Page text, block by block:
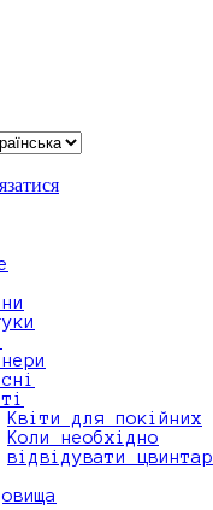
Квіти для покійних
Коли необхідно
відвідувати цвинтар